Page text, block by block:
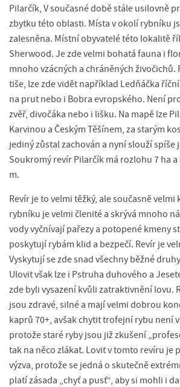
Pilarčík, V současné době stále usilovně
zbytku této oblasti. Místa v okolí rybníku
zalesněna. Místní obyvatelé této lokalitě
Sherwood. Je zde velmi bohatá fauna i
mnoho vzácných a chráněných živočichů.
tiše, lze zde vidět například Ledňáčka
na prut nebo i Bobra evropského. Není
zvěř, divočáka nebo i lišku. Na mapě lze
Karvinou a Českým Těšínem, za starým
jediný zůstal zachován a nyní slouží
Soukromý revír Pilarčík má rozlohu 7 ha
m.
Revír je to velmi těžký, ale současně velmi
rybníku je velmi členité a skrývá mnoho
vody vyčnívají pařezy a potopené kmeny
poskytují rybám klid a bezpečí. Revír je
Vyskytují se zde snad všechny běžné
Ulovit však lze i Pstruha duhového a
zde byli vysazení kvůli zatraktivnění lovu.
jsou zdravé, silné a mají velmi dobrou
kaprů 70+, avšak chytit trofejní rybu není
protože staré ryby jsou již zkušení
tak na něco zlákat. Lovit v tomto revíru je
výzva, protože se jedná o skutečně
platí zásada „chyť a pusť“, aby si mohli i